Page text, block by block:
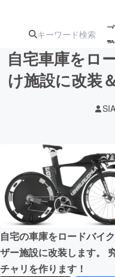
ジェク
アート・写真
テクノロジー
映像・映画
ビジネス・起
自宅車庫をロ
け施設に改装
自宅の車庫をロードバイ
ザー施設に改装します。
チャリを作ります！